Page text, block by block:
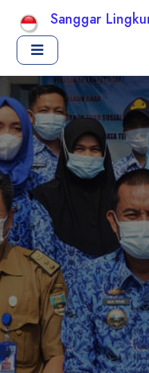
Sanggar